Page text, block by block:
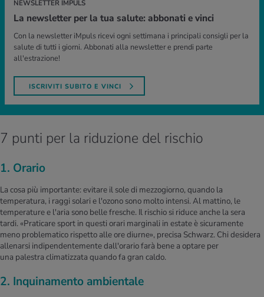
NEWSLETTER IMPULS
La newsletter per la tua salute: abbonati e vinci
Con la newsletter iMpuls ricevi ogni settimana i principali consigli per la
salute di tutti i giorni. Abbonati alla newsletter e prendi parte
all'estrazione!
ISCRIVITI SUBITO E VINCI
7 punti per la riduzione del rischio
1. Orario
La cosa più importante: evitare il sole di mezzogiorno, quando la
temperatura, i raggi solari e l'ozono sono molto intensi. Al mattino, le
temperature e l'aria sono belle fresche. Il rischio si riduce anche la sera
tardi. «Praticare sport in questi orari marginali in estate è sicuramente
meno problematico rispetto alle ore diurne», precisa Schwarz. Chi desidera
allenarsi indipendentemente dall'orario farà bene a optare per
una palestra climatizzata quando fa gran caldo.
2. Inquinamento ambientale